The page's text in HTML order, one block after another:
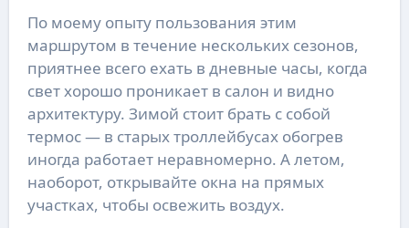
По моему опыту пользования этим
маршрутом в течение нескольких сезонов,
приятнее всего ехать в дневные часы, когда
свет хорошо проникает в салон и видно
архитектуру. Зимой стоит брать с собой
термос — в старых троллейбусах обогрев
иногда работает неравномерно. А летом,
наоборот, открывайте окна на прямых
участках, чтобы освежить воздух.